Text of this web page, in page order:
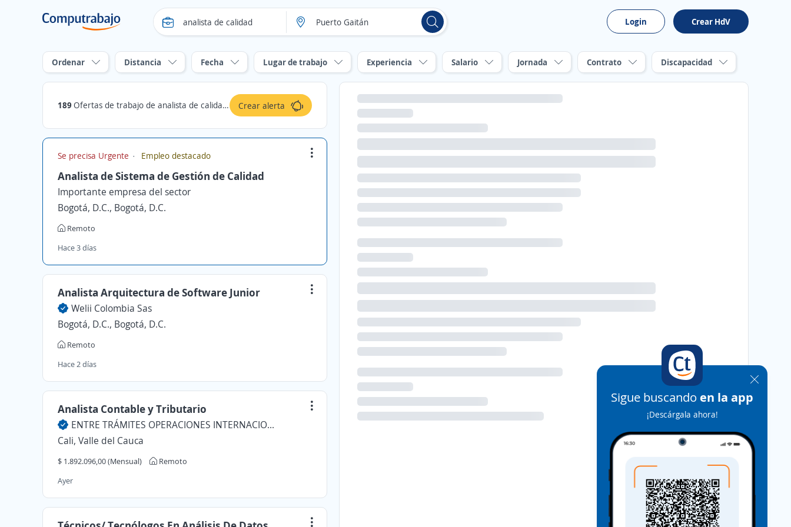
Login Crear HdV
Ordenar Distancia Fecha Lugar de trabajo Experiencia Salario Jornada Contrato Discapacidad
189 Ofertas de trabajo de analista de calidad en Puerto Gaitán, Meta Crear alerta
Se precisa Urgente Empleo destacado
Analista de Sistema de Gestión de Calidad
Importante empresa del sector
Bogotá, D.C., Bogotá, D.C.
Remoto
Hace 3 días
Analista Arquitectura de Software Junior
Welii Colombia Sas
Bogotá, D.C., Bogotá, D.C.
Remoto
Hace 2 días
Analista Contable y Tributario
ENTRE TRÁMITES OPERACIONES INTERNACIONALES S.A.S.
Cali, Valle del Cauca
$ 1.892.096,00 (Mensual)
Remoto
Ayer
Sigue buscando en la app
¡Descárgala ahora!